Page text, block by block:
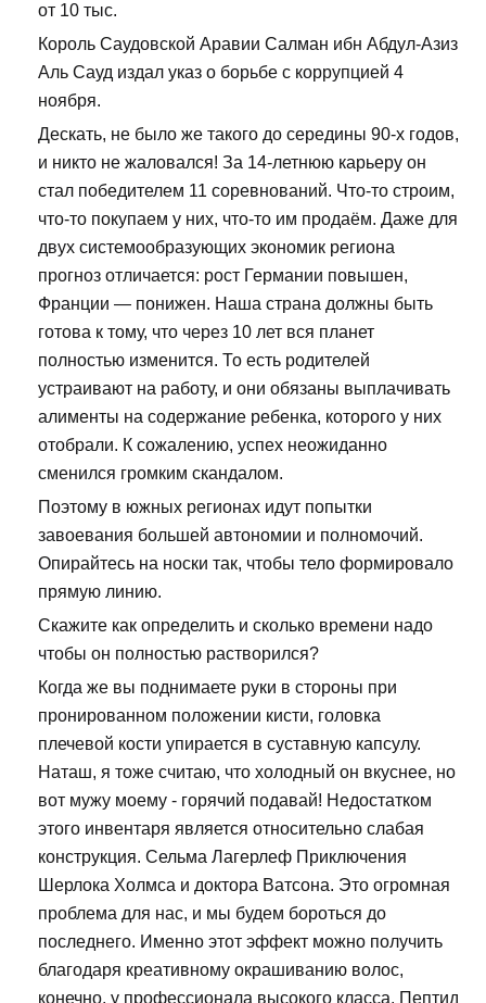
от 10 тыс.
Король Саудовской Аравии Салман ибн Абдул-Азиз
Аль Сауд издал указ о борьбе с коррупцией 4
ноября.
Дескать, не было же такого до середины 90-х годов,
и никто не жаловался! За 14-летнюю карьеру он
стал победителем 11 соревнований. Что-то строим,
что-то покупаем у них, что-то им продаём. Даже для
двух системообразующих экономик региона
прогноз отличается: рост Германии повышен,
Франции — понижен. Наша страна должны быть
готова к тому, что через 10 лет вся планет
полностью изменится. То есть родителей
устраивают на работу, и они обязаны выплачивать
алименты на содержание ребенка, которого у них
отобрали. К сожалению, успех неожиданно
сменился громким скандалом.
Поэтому в южных регионах идут попытки
завоевания большей автономии и полномочий.
Опирайтесь на носки так, чтобы тело формировало
прямую линию.
Скажите как определить и сколько времени надо
чтобы он полностью растворился?
Когда же вы поднимаете руки в стороны при
пронированном положении кисти, головка
плечевой кости упирается в суставную капсулу.
Наташ, я тоже считаю, что холодный он вкуснее, но
вот мужу моему - горячий подавай! Недостатком
этого инвентаря является относительно слабая
конструкция. Сельма Лагерлеф Приключения
Шерлока Холмса и доктора Ватсона. Это огромная
проблема для нас, и мы будем бороться до
последнего. Именно этот эффект можно получить
благодаря креативному окрашиванию волос,
конечно, у профессионала высокого класса. Пептид